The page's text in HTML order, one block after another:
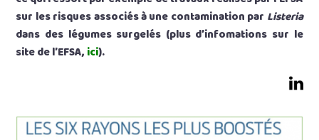
sur les risques associés à une contamination par Listeria
dans des légumes surgelés (plus d’infomations sur le
site de l’EFSA, ici).